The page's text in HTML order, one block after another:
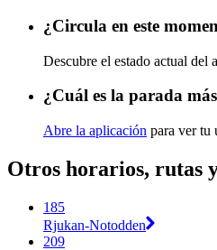
¿Circula en este
Descubre el estado actual del
¿Cuál es la parada
Abre la aplicación para ver tu
Otros horarios, rutas
185
Rjukan-Notodden
209